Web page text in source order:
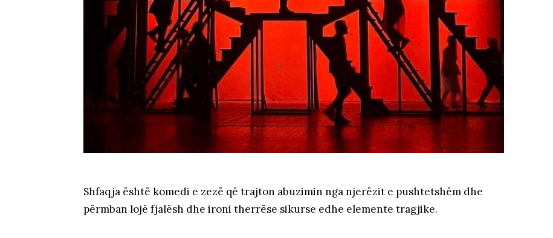
Shfaqja është komedi e zezë që trajton abuzimin nga njerëzit e pushtetshëm dhe
përmban lojë fjalësh dhe ironi therrëse sikurse edhe elemente tragjike.